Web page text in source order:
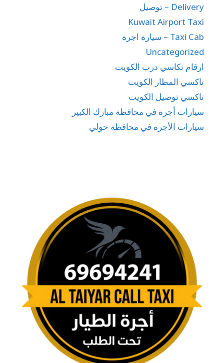
Delivery – توصيل
Kuwait Airport Taxi
Taxi Cab – سيارة اجرة
Uncategorized
ارقام تكاسي درب الكويت
تاكسي المطار الكويت
تاكسي توصيل الكويت
سيارات أجرة في محافظة مبارك الكبير
سيارات الأجرة في محافظة حولي